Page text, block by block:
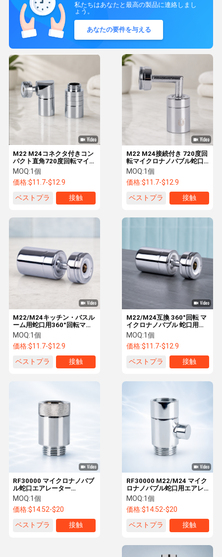
製品
に つい て
品質管理 お問い合わせ 事件
私たちはあなたと最高の製品に連絡しまし
ょう。
あなたの要件を与える
M22 M24接続付き 720度回
転マイクロナノバブル蛇口
エアレーター（エクステン
デッドオフセット）
MOQ:1個
価格:$11.7-$12.9
ベストプラ
接触
M22 M24コネクタ付きコン
パクト直角720度回転マイ
クロナノバブル蛇口エアレ
ーター
MOQ:1個
価格:$11.7-$12.9
ベストプラ
接触
M22/M24互換 360°回転 マ
イクロナノバブル 蛇口用浄
水器 コンパクトデザイン
MOQ:1個
価格:$11.7-$12.9
ベストプラ
接触
M22/M24キッチン・バスル
ーム用蛇口用360°回転マイ
クロナノバブル水栓エアレ
ーター、H59-1銅製
MOQ:1個
価格:$11.7-$12.9
ベストプラ
接触
RF30000 M22/M24 マイク
ロナノバブル蛇口用エアレ
ーター、H59-1真鍮製、多
層ステンレス鋼スクリーン
付き
MOQ:1個
価格:$14.52-$20
ベストプラ
接触
RF30000 マイクロナノバブ
ル蛇口エアレーター
M22/M24互換性 コンパク
ト真鍮製ボディ 水垢抑制用
MOQ:1個
価格:$14.52-$20
ベストプラ
接触